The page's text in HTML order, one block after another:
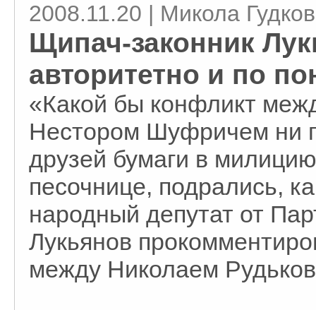
2008.11.20 | Микола
Щипач-законник
авторитетно и по
«Какой бы конфликт
Нестором Шуфричем ни
друзей бумаги в
песочнице, подрались,
народный депутат от
Лукьянов
между Николаем